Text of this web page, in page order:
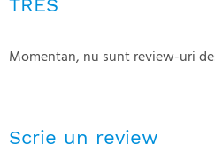
TRES
Momentan, nu sunt review-uri
Scrie un review